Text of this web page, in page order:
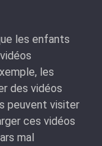
les enfants
les
des vidéos
peuvent visiter
ces vidéos
mal